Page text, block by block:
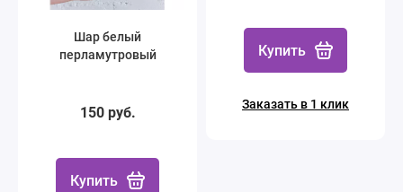
Шар белый
перламутровый
150 руб.
Купить
Купить
Заказать в 1 клик